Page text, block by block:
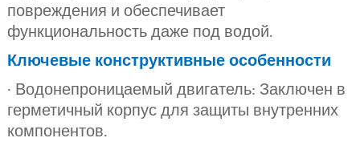
повреждения и обеспечивает
функциональность даже под водой.
Ключевые конструктивные особенности
· Водонепроницаемый двигатель: Заключен в
герметичный корпус для защиты внутренних
компонентов.